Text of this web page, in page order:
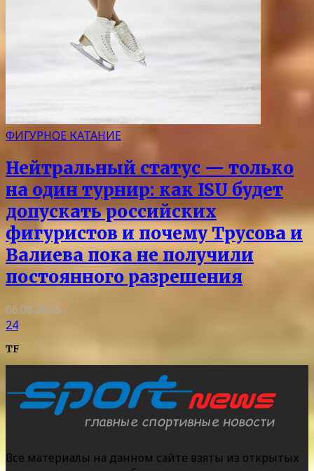
ФИГУРНОЕ КАТАНИЕ
Нейтральный статус — только
на один турнир: как ISU будет
допускать российских
фигуристов и почему Трусова и
Валиева пока не получили
постоянного разрешения
06.08.2026
24
TF
Все материалы на данном сайте взяты из открытых